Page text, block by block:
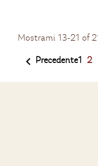
Mostrami 13-21 of
 Precedente1 2